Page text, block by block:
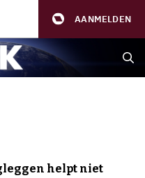
AANMELDEN
helpt niet